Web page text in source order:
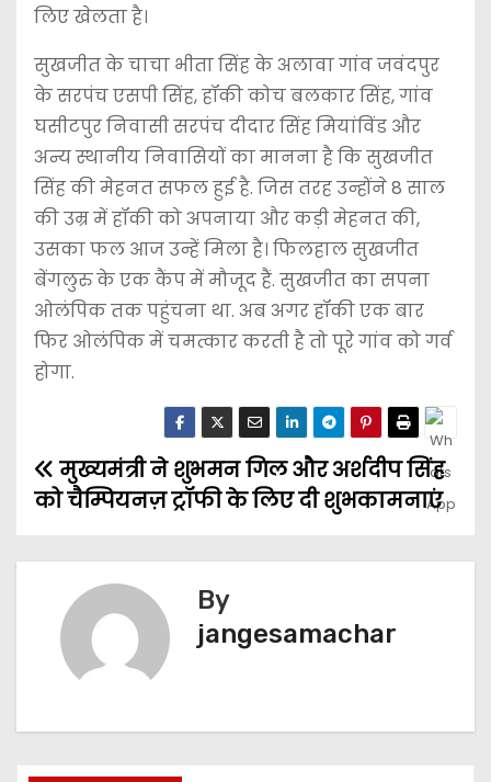
लिए खेलता है।
सुखजीत के चाचा भीता सिंह के अलावा गांव जवंदपुर
के सरपंच एसपी सिंह, हॉकी कोच बलकार सिंह, गांव
घसीटपुर निवासी सरपंच दीदार सिंह मियांविंड और
अन्य स्थानीय निवासियों का मानना ​​है कि सुखजीत
सिंह की मेहनत सफल हुई है. जिस तरह उन्होंने 8 साल
की उम्र में हॉकी को अपनाया और कड़ी मेहनत की,
उसका फल आज उन्हें मिला है। फिलहाल सुखजीत
बेंगलुरु के एक कैंप में मौजूद हैं. सुखजीत का सपना
ओलंपिक तक पहुंचना था. अब अगर हॉकी एक बार
फिर ओलंपिक में चमत्कार करती है तो पूरे गांव को गर्व
होगा.
मुख्यमंत्री ने शुभमन गिल और अर्शदीप सिंह
को चैम्पियनज़ ट्रॉफी के लिए दी शुभकामनाएं
By
jangesamachar